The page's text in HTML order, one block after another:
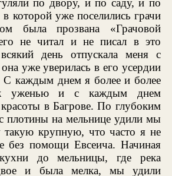
по двору, и по саду, и по
которой уже поселились грачи
была прозвана «Грачовой
не читал и не писал в это
день отпускала меня с
уже уверилась в его усердии
С каждым днем я более и более
к уженью и с каждым днем
в Багрове. По глубоким
плотины на мельнице удили мы
такую крупную, что часто я не
без помощи Евсеича. Начиная
до мельницы, где река
и была мелка, мы удили